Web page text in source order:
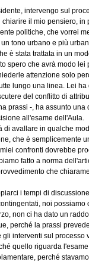
intervengo sul
il mio pensiero,
politiche, che vorrei
tono urbano e più
è stata trattata in un
spero che avrà modo
attenzione solo
lungo una linea. Lei
del conflitto di
prassi -, ha assunto
all'esame dell'Aula.
di avallare in qualche
che è semplicemente
confronti dovrebbe
fatto a norma
che
i tempi di
noi
non ci ha dato un
perché la prassi
gli interventi sul
quello riguarda
perché